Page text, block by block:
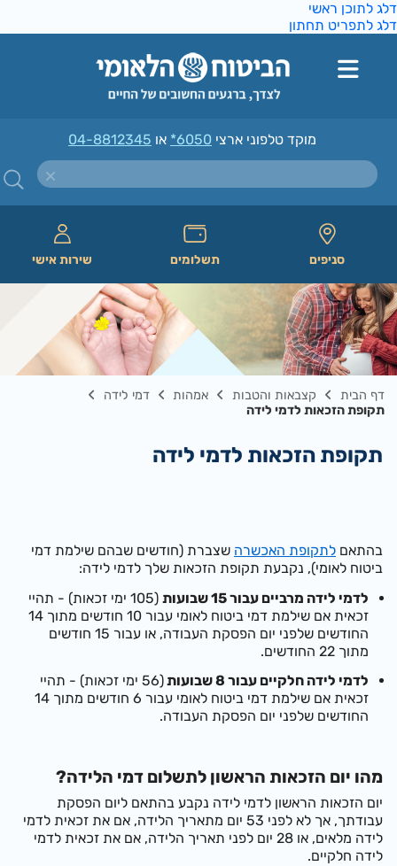
לתוכן ראשי
לתפריט תחתון
מוקד טלפוני ארצי*6050או04-8812345
סניפים תשלומים שירות אישי
דף הבית קצבאות והטבות אמהות
דמי לידה
תקופת הזכאות לדמי לידה
תקופת הזכאות לדמי לידה
בהתאםלתקופת האכשרהשצברת (חודשים שבהם שילמת דמי
ביטוח לאומי), נקבעת תקופת הזכאות שלך לדמי לידה:
לדמי לידה מרביים עבור 15 שבועות
(105 ימי זכאות) - תהיי
זכאית אם שילמת דמי ביטוח לאומי עבור 10 חודשים מתוך 14
החודשים שלפני יום הפסקת העבודה, או עבור 15 חודשים
מתוך 22 החודשים.
לדמי לידה חלקיים עבור 8 שבועות
(56 ימי זכאות) - תהיי
זכאית אם שילמת דמי ביטוח לאומי עבור 6 חודשים מתוך 14
החודשים שלפני יום הפסקת העבודה.
מהו יום הזכאות הראשון לתשלום דמי הלידה?
יום הזכאות הראשון לדמי לידה נקבע בהתאם ליום הפסקת
עבודתך, אך לא לפני 53 יום מתאריך הלידה, אם את זכאית לדמי
לידה מלאים, או 28 יום לפני תאריך הלידה, אם את זכאית לדמי
לידה חלקיים.